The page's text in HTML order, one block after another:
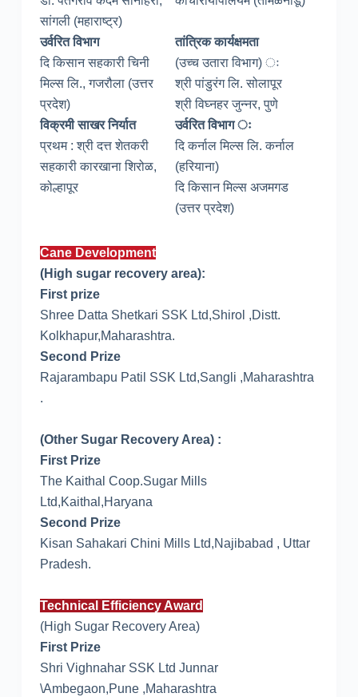
सांगली (महाराष्ट्र)
उर्वरित विभाग
दि किसान सहकारी चिनी
मिल्स लि., गजरौला (उत्तर
प्रदेश)
विक्रमी साखर निर्यात
प्रथम : श्री दत्त शेतकरी
सहकारी कारखाना शिरोळ,
कोल्हापूर
तांत्रिक कार्यक्षमता
(उच्च उतारा विभाग) ः
श्री पांडुरंग लि. सोलापूर
श्री विघ्नहर जुन्नर, पुणे
उर्वरित विभाग ः
दि कर्नाल मिल्स लि. कर्नाल
(हरियाना)
दि किसान मिल्स अजमगड
(उत्तर प्रदेश)
Cane Development
(High sugar recovery area):
First prize
Shree Datta Shetkari SSK Ltd,Shirol ,Distt.
Kolkhapur,Maharashtra.
Second Prize
Rajarambapu Patil SSK Ltd,Sangli ,Maharashtra
.
(Other Sugar Recovery Area) :
First Prize
The Kaithal Coop.Sugar Mills
Ltd,Kaithal,Haryana
Second Prize
Kisan Sahakari Chini Mills Ltd,Najibabad , Uttar
Pradesh.
Technical Efficiency Award
(High Sugar Recovery Area)
First Prize
Shri Vighnahar SSK Ltd Junnar
\Ambegaon,Pune ,Maharashtra